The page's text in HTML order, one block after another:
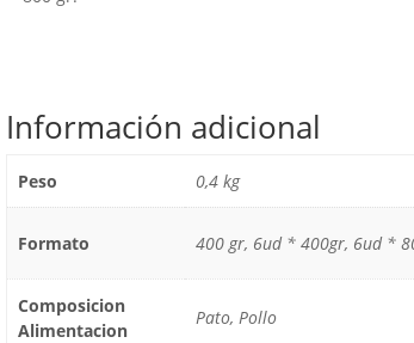
Información adicional
Peso 0,4 kg
Formato 400 gr, 6ud * 400gr, 6ud *
Composicion
Alimentacion
Pato, Pollo